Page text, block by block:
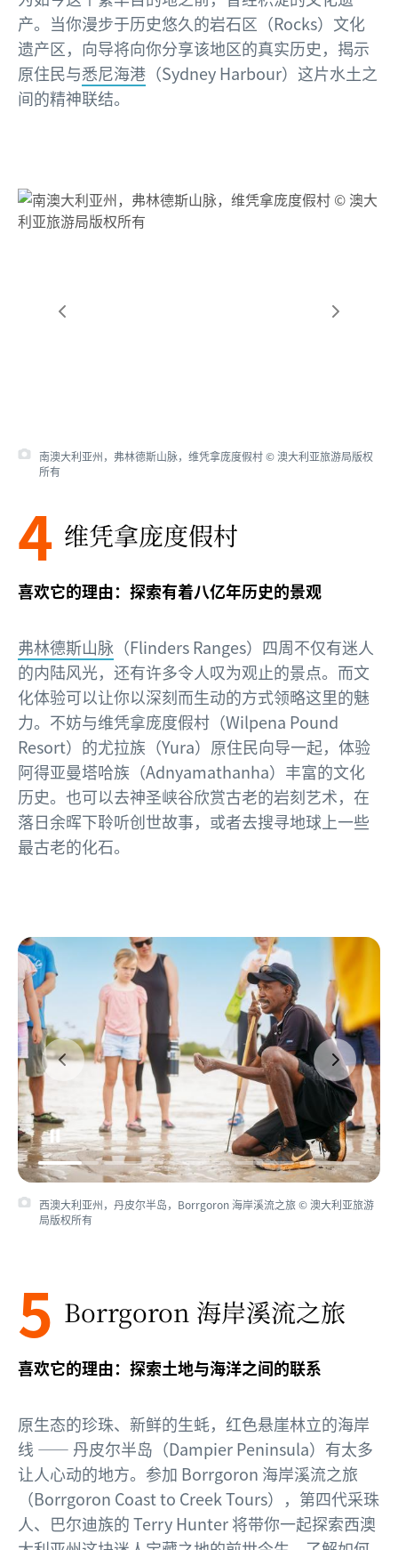
产。当你漫步于历史悠久的岩石区（Rocks）文化
遗产区，向导将向你分享该地区的真实历史，揭示
原住民与悉尼海港 （Sydney Harbour）这片水土之
间的精神联结。
南澳大利亚州，弗林德斯山脉，维凭拿庞度假村 © 澳大利亚旅游局版权
所有
4 维凭拿庞度假村
喜欢它的理由：探索有着八亿年历史的景观
弗林德斯山脉 （Flinders Ranges）四周不仅有迷人
的内陆风光，还有许多令人叹为观止的景点。而文
化体验可以让你以深刻而生动的方式领略这里的魅
力。不妨与维凭拿庞度假村（Wilpena Pound
Resort）的尤拉族（Yura）原住民向导一起，体验
阿得亚曼塔哈族（Adnyamathanha）丰富的文化
历史。也可以去神圣峡谷欣赏古老的岩刻艺术，在
落日余晖下聆听创世故事，或者去搜寻地球上一些
最古老的化石。
西澳大利亚州，丹皮尔半岛，Borrgoron 海岸溪流之旅 © 澳大利亚旅游
局版权所有
5 Borrgoron 海岸溪流之旅
喜欢它的理由：探索土地与海洋之间的联系
原生态的珍珠、新鲜的生蚝，红色悬崖林立的海岸
线 —— 丹皮尔半岛（Dampier Peninsula）有太多
让人心动的地方。参加 Borrgoron 海岸溪流之旅
（Borrgoron Coast to Creek Tours），第四代采珠
人、巴尔迪族的 Terry Hunter 将带你一起探索西澳